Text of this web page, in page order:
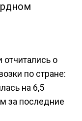
о
по стране:
на 6,5
за последние